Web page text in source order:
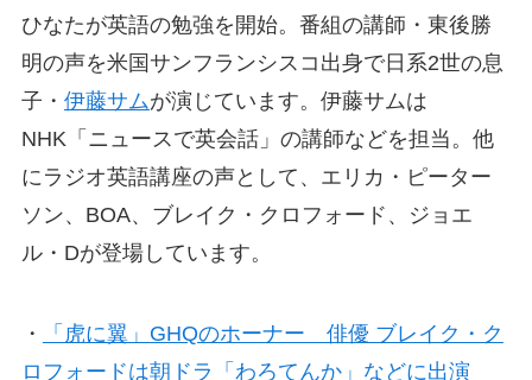
ひなたが英語の勉強を開始。番組の講師・東後勝
明の声を米国サンフランシスコ出身で日系2世の息
子・ 伊藤サムが演じています。伊藤サムは
NHK「ニュースで英会話」の講師などを担当。他
にラジオ英語講座の声として、エリカ・ピーター
ソン、BOA、ブレイク・クロフォード、ジョエ
ル・Dが登場しています。
・
「虎に翼」GHQのホーナー 俳優 ブレイク・ク
ロフォードは朝ドラ「わろてんか」などに出演